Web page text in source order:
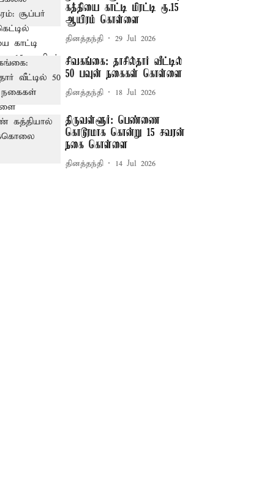
கத்தியை காட்டி மிரட்டி ரூ.15
ஆயிரம் கொள்ளை
தினத்தந்தி 29 Jul 2026
சிவகங்கை: தாசில்தார் வீட்டில்
50 பவுன் நகைகள் கொள்ளை
தினத்தந்தி 18 Jul 2026
திருவள்ளூர்: பெண்ணை
கொடூரமாக கொன்று 15 சவரன்
நகை கொள்ளை
தினத்தந்தி 14 Jul 2026